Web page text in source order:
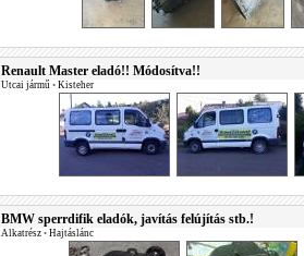
Renault Master eladó!! Módosítva!!
Utcai jármű • Kisteher
BMW sperrdifik eladók, javítás felújítás stb.!
Alkatrész • Hajtáslánc